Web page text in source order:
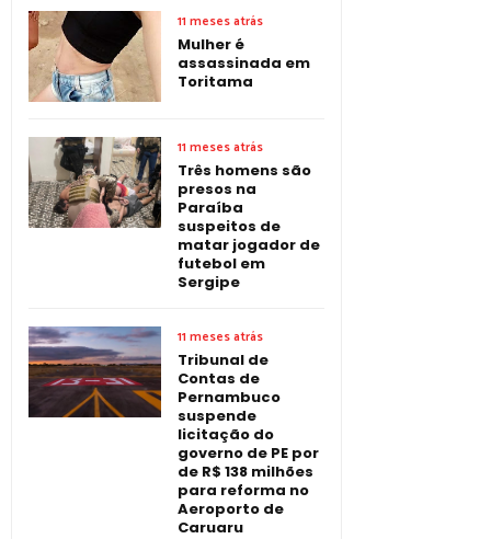
11 meses atrás
Mulher é
assassinada em
Toritama
11 meses atrás
Três homens são
presos na
Paraíba
suspeitos de
matar jogador de
futebol em
Sergipe
11 meses atrás
Tribunal de
Contas de
Pernambuco
suspende
licitação do
governo de PE por
de R$ 138 milhões
para reforma no
Aeroporto de
Caruaru